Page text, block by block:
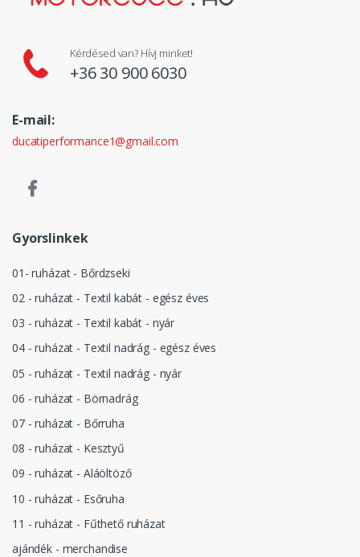
Kérdésed van? Hívj minket!
+36 30 900 6030
E-mail:
ducatiperformance1@gmail.com
Gyorslinkek
01- ruházat - Bőrdzseki
02 - ruházat - Textil kabát - egész éves
03 - ruházat - Textil kabát - nyár
04 - ruházat - Textil nadrág - egész éves
05 - ruházat - Textil nadrág - nyár
06 - ruházat - Börnadrág
07 - ruházat - Bőrruha
08 - ruházat - Kesztyű
09 - ruházat - Aláöltöző
10 - ruházat - Esőruha
11 - ruházat - Fűthető ruházat
ajándék - merchandise